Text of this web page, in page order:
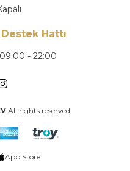
Hattı
- 22:00
All rights reserved.
App Store